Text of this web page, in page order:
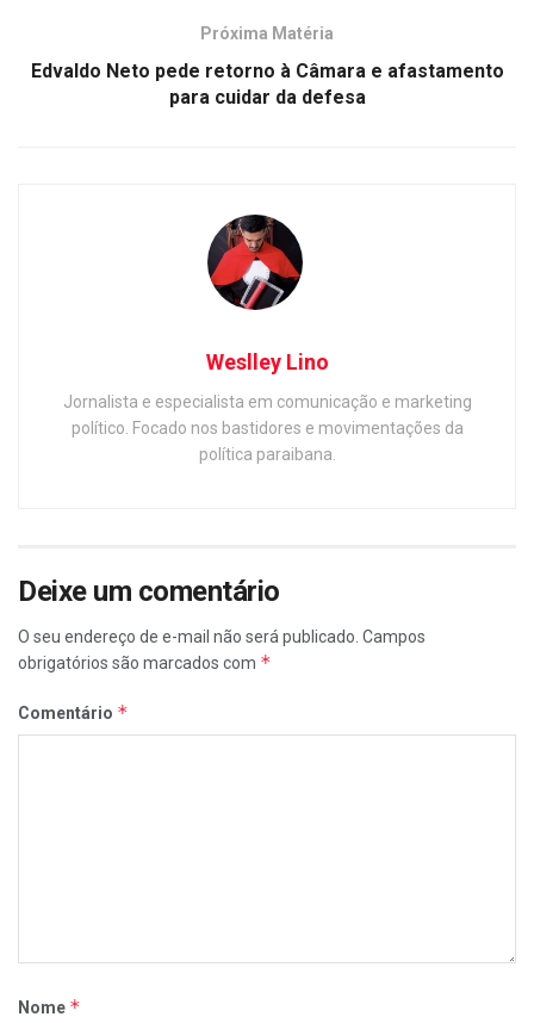
Próxima Matéria
Edvaldo Neto pede retorno à Câmara e afastamento
para cuidar da defesa
Weslley Lino
Jornalista e especialista em comunicação e marketing
político. Focado nos bastidores e movimentações da
política paraibana.
Deixe um comentário
O seu endereço de e-mail não será publicado. Campos
obrigatórios são marcados com *
Comentário *
Nome *